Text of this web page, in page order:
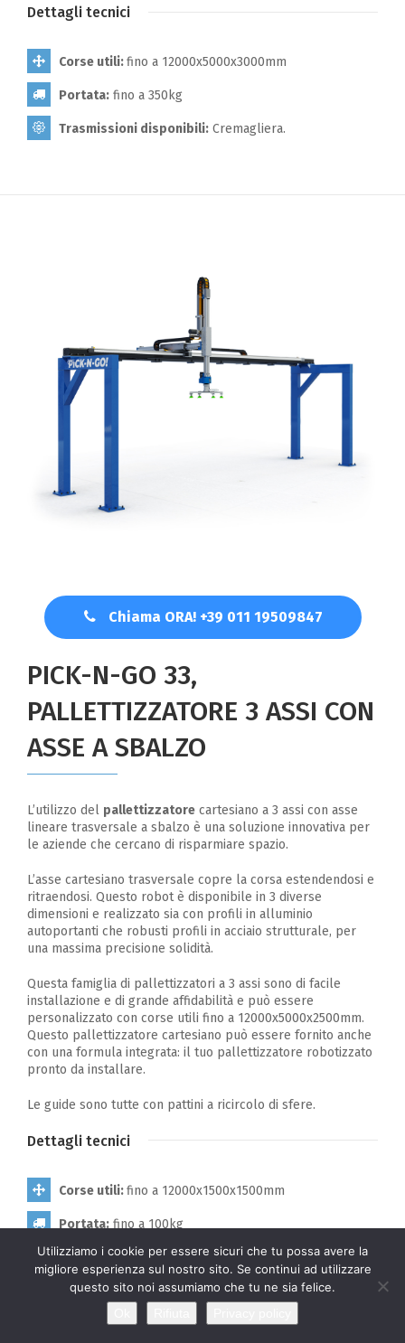
Dettagli tecnici
Corse utili:fino a 12000x5000x3000mm
Portata: fino a 350kg
Trasmissioni disponibili: Cremagliera.
Chiama ORA! +39 011 19509847
PICK-N-GO 33,
PALLETTIZZATORE 3 ASSI CON
ASSE A SBALZO
L’utilizzo del pallettizzatore cartesiano a 3 assi con asse
lineare trasversale a sbalzo è una soluzione innovativa per
le aziende che cercano di risparmiare spazio.
L’asse cartesiano trasversale copre la corsa estendendosi e
ritraendosi. Questo robot è disponibile in 3 diverse
dimensioni e realizzato sia con profili in alluminio
autoportanti che robusti profili in acciaio strutturale, per
una massima precisione solidità.
Questa famiglia di pallettizzatori a 3 assi sono di facile
installazione e di grande affidabilità e può essere
personalizzato con corse utili fino a 12000x5000x2500mm.
Questo pallettizzatore cartesiano può essere fornito anche
con una formula integrata: il tuo pallettizzatore robotizzato
pronto da installare.
Le guide sono tutte con pattini a ricircolo di sfere.
Dettagli tecnici
Corse utili:fino a 12000x1500x1500mm
Portata: fino a 100kg
Trasmissioni disponibili: Cinghia-Puleggia /
Cremagliera
Hai bisogno di aiuto?
Utilizziamo i cookie per essere sicuri che tu possa avere la
migliore esperienza sul nostro sito. Se continui ad utilizzare
questo sito noi assumiamo che tu ne sia felice.